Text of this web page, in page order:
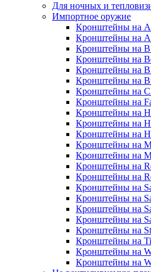
Для ночных и
Импортное оружие
Кронштейны на
Кронштейны на
Кронштейны на
Кронштейны на
Кронштейны на
Кронштейны на
Кронштейны на
Кронштейны на
Кронштейны на
Кронштейны на
Кронштейны на
Кронштейны на
Кронштейны на
Кронштейны на
Кронштейны на
Кронштейны на
Кронштейны на
Кронштейны на
Кронштейны на
Кронштейны на
Кронштейны на
Кронштейны на
Кронштейны на